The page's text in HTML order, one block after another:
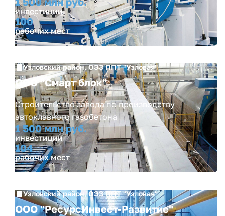
инвестиции
100
рабочих мест
Узловский район, ОЭЗ ППТ "Узловая"
ООО "Смарт блок"
Строительство завода по производству
автоклавного газобетона
1 500 млн руб.
инвестиции
104
рабочих мест
Узловский район, ОЭЗ ППТ "Узловая"
ООО "РесурсИнвест-Развитие"